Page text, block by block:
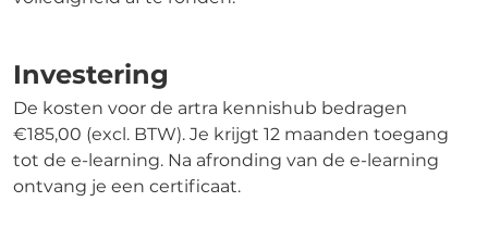
Investering
De kosten voor de artra kennishub bedragen
€185,00 (excl. BTW). Je krijgt 12 maanden toegang
tot de e-learning. Na afronding van de e-learning
ontvang je een certificaat.